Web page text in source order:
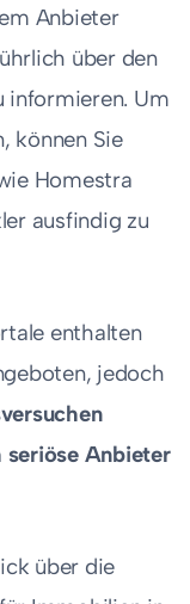
Anbieter
über den
Um
können Sie
Homestra
ausfindig zu
enthalten
jedoch
seriöse Anbieter
über die